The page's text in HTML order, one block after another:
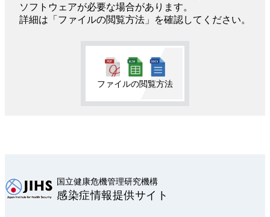
ソフトウェアが必要な場合があります。
詳細は「ファイルの閲覧方法」を確認してください。
ファイルの閲覧方法
国立健康危機管理研究機構
感染症情報提供サイト